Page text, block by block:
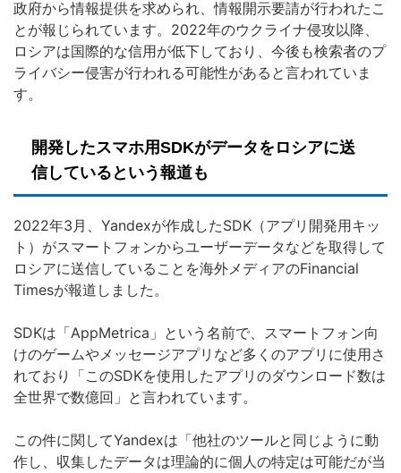
政府から情報提供を求められ、情報開示要請が行われたこ
とが報じられています。2022年のウクライナ侵攻以降、
ロシアは国際的な信用が低下しており、今後も検索者のプ
ライバシー侵害が行われる可能性があると言われていま
す。
開発したスマホ用SDKがデータをロシアに送
信しているという報道も
2022年3月、Yandexが作成したSDK（アプリ開発用キッ
ト）がスマートフォンからユーザーデータなどを取得して
ロシアに送信していることを海外メディアのFinancial
Timesが報道しました。
SDKは「AppMetrica」という名前で、スマートフォン向
けのゲームやメッセージアプリなど多くのアプリに使用さ
れており「このSDKを使用したアプリのダウンロード数は
全世界で数億回」と言われています。
この件に関してYandexは「他社のツールと同じように動
作し、収集したデータは理論的に個人の特定は可能だが当